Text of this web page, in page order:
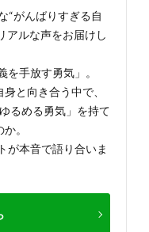
“がんばりすぎる自
アルな声をお届けし
手放す勇気」。
と向き合う中で、
るめる勇気」を持て
。
が本音で語り合いま